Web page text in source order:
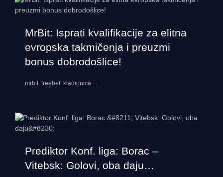
MrBit: Isprati kvalifikacije za elitna
evropska takmičenja i preuzmi
bonus dobrodošlice!
mrbit, freebet. kladionica ...
Prediktor Konf. liga: Borac –
Vitebsk: Golovi, oba daju…